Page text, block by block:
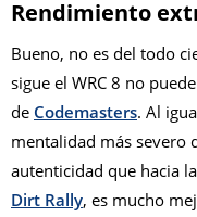
Rendimiento
Bueno, no es del todo
sigue el WRC 8 no
de Codemasters. Al
mentalidad más severo
autenticidad que hacia
Dirt Rally, es mucho